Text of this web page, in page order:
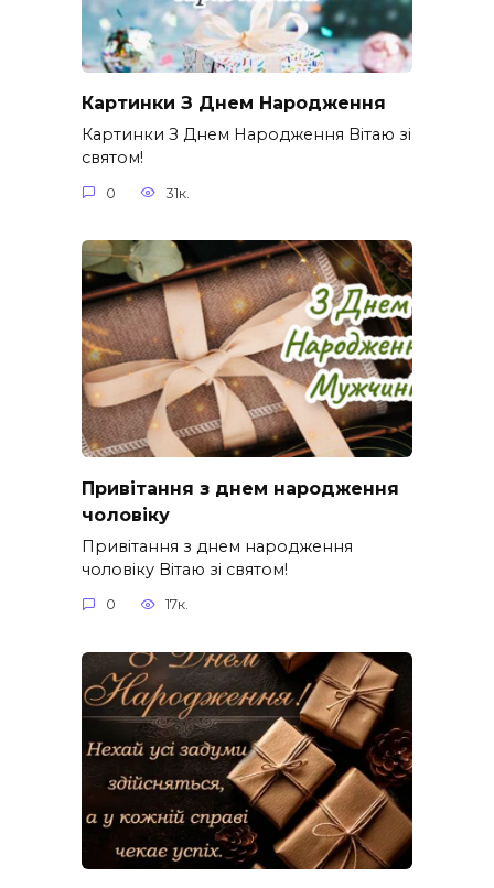
Картинки З Днем Народження
Картинки З Днем Народження Вітаю зі
святом!
0 31к.
Привітання з днем народження
чоловіку
Привітання з днем народження
чоловіку Вітаю зі святом!
0 17к.